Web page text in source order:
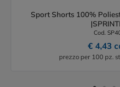
Sport Shorts 100%
Cod.
€ 4,43
prezzo per 100 pz.